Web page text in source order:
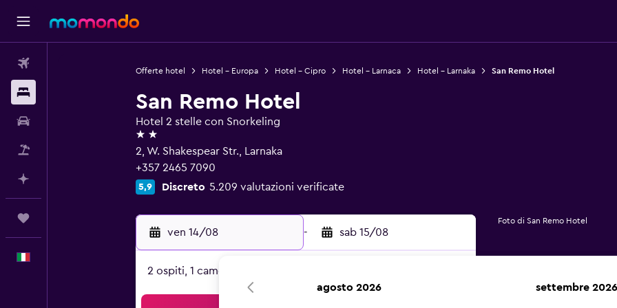
Offerte hotel Hotel - Europa Hotel - Cipro Hotel - Larnaca Hotel - Larnaka San Remo Hotel
San Remo Hotel
Hotel 2 stelle con Snorkeling
2 stelle
2, W. Shakespear Str., Larnaka
+357 2465 7090
5,9 Discreto 5.209 valutazioni verificate
ven 14/08 - sab 15/08
2 ospiti, 1 camera
Foto di San Remo Hotel
agosto 2026 settembre 2026